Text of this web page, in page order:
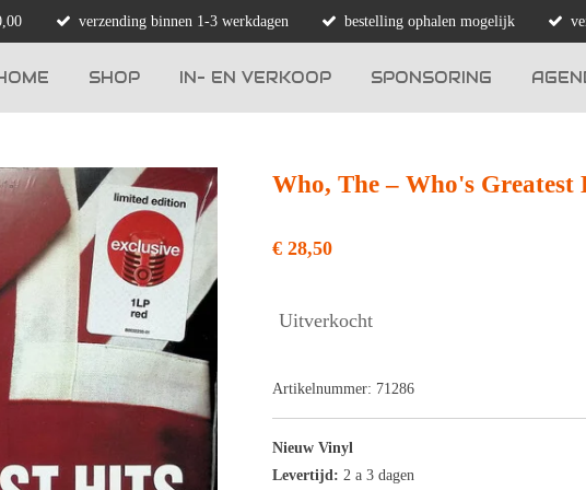
verzending binnen 1-3 werkdagen bestelling ophalen mogelijk
SHOP IN- EN VERKOOP SPONSORING
Who, The – Who's Greatest
€ 28,50
Uitverkocht
Artikelnummer: 71286
Nieuw Vinyl
Levertijd: 2 a 3 dagen